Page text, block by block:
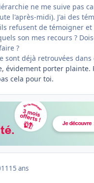
ne me suive pas
l'après-midi). J'ai des
refusent de témoigner
son mes recours ?
?
sont déjà retrouvées dans
évidement porter
cela pour toi.
15 ans